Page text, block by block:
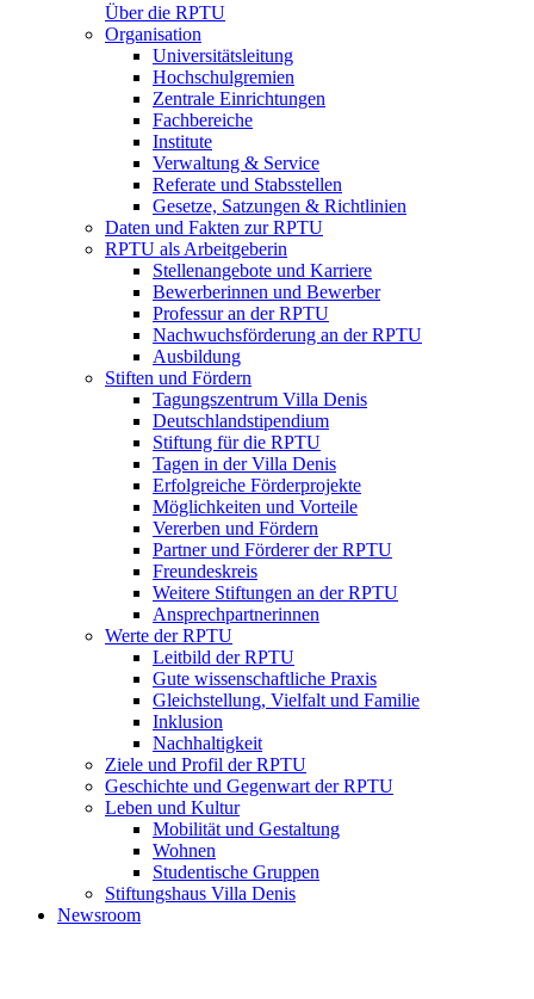
Über die RPTU
Organisation
Universitätsleitung
Hochschulgremien
Zentrale Einrichtungen
Fachbereiche
Institute
Verwaltung & Service
Referate und Stabsstellen
Gesetze, Satzungen & Richtlinien
Daten und Fakten zur RPTU
RPTU als Arbeitgeberin
Stellenangebote und Karriere
Bewerberinnen und Bewerber
Professur an der RPTU
Nachwuchsförderung an der RPTU
Ausbildung
Stiften und Fördern
Tagungszentrum Villa Denis
Deutschlandstipendium
Stiftung für die RPTU
Tagen in der Villa Denis
Erfolgreiche Förderprojekte
Möglichkeiten und Vorteile
Vererben und Fördern
Partner und Förderer der RPTU
Freundeskreis
Weitere Stiftungen an der RPTU
Ansprechpartnerinnen
Werte der RPTU
Leitbild der RPTU
Gute wissenschaftliche Praxis
Gleichstellung, Vielfalt und Familie
Inklusion
Nachhaltigkeit
Ziele und Profil der RPTU
Geschichte und Gegenwart der RPTU
Leben und Kultur
Mobilität und Gestaltung
Wohnen
Studentische Gruppen
Stiftungshaus Villa Denis
Newsroom